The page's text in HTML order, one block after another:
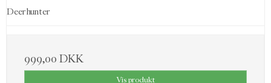
Deerhunter
999,00 DKK
Vis produkt